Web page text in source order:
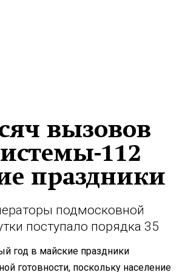
вызовов
112
праздники
подмосковной
поступало порядка 35
год в майские праздники
готовности, поскольку население